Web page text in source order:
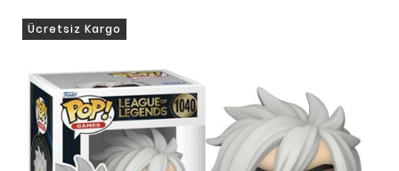
Ücretsiz Kargo